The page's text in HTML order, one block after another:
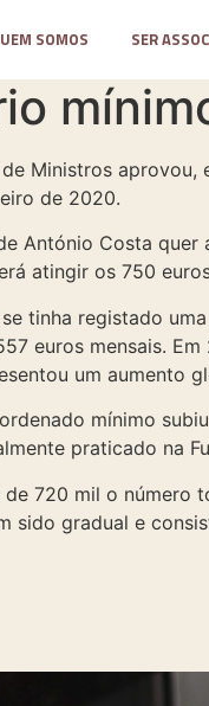
SOMOS SER
de Ministros
de 2020.
António Costa quer
atingir os 750
tinha registado
euros mensais.
um aumento
mínimo
praticado na
de 720 mil o número
sido gradual e